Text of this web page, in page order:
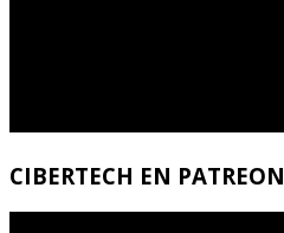
CIBERTECH EN PATREON